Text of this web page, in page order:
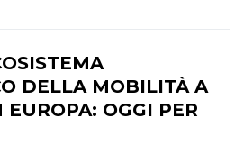
DELLA MOBILITÀ A
EUROPA: OGGI PER